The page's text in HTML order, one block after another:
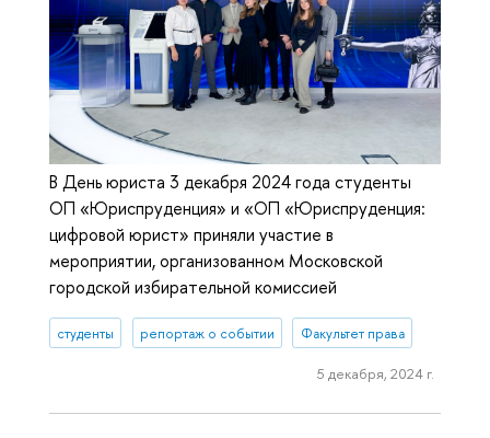
В День юриста 3 декабря 2024 года студенты
ОП «Юриспруденция» и «ОП «Юриспруденция:
цифровой юрист» приняли участие в
мероприятии, организованном Московской
городской избирательной комиссией
студенты репортаж о событии Факультет права
5 декабря, 2024 г.